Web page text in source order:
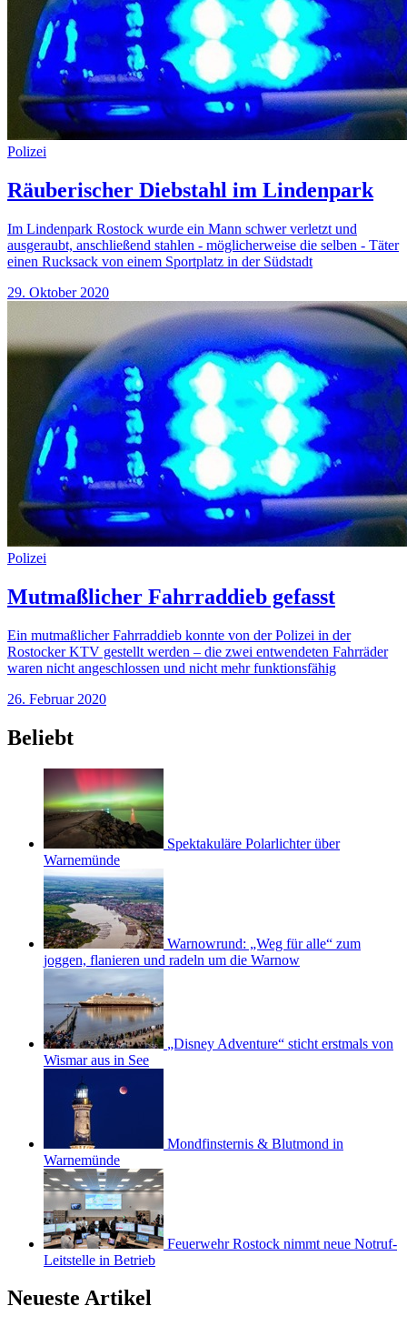
Polizei
Räuberischer Diebstahl im Lindenpark
Im Lindenpark Rostock wurde ein Mann schwer verletzt und
ausgeraubt, anschließend stahlen - möglicherweise die selben - Täter
einen Rucksack von einem Sportplatz in der Südstadt
29. Oktober 2020
Polizei
Mutmaßlicher Fahrraddieb gefasst
Ein mutmaßlicher Fahrraddieb konnte von der Polizei in der
Rostocker KTV gestellt werden – die zwei entwendeten Fahrräder
waren nicht angeschlossen und nicht mehr funktionsfähig
26. Februar 2020
Beliebt
Spektakuläre Polarlichter über
Warnemünde
Warnowrund: „Weg für alle“ zum
joggen, flanieren und radeln um die Warnow
„Disney Adventure“ sticht erstmals von
Wismar aus in See
Mondfinsternis & Blutmond in
Warnemünde
Feuerwehr Rostock nimmt neue Notruf-
Leitstelle in Betrieb
Neueste Artikel